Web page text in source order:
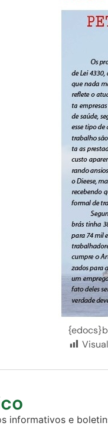
informativos e